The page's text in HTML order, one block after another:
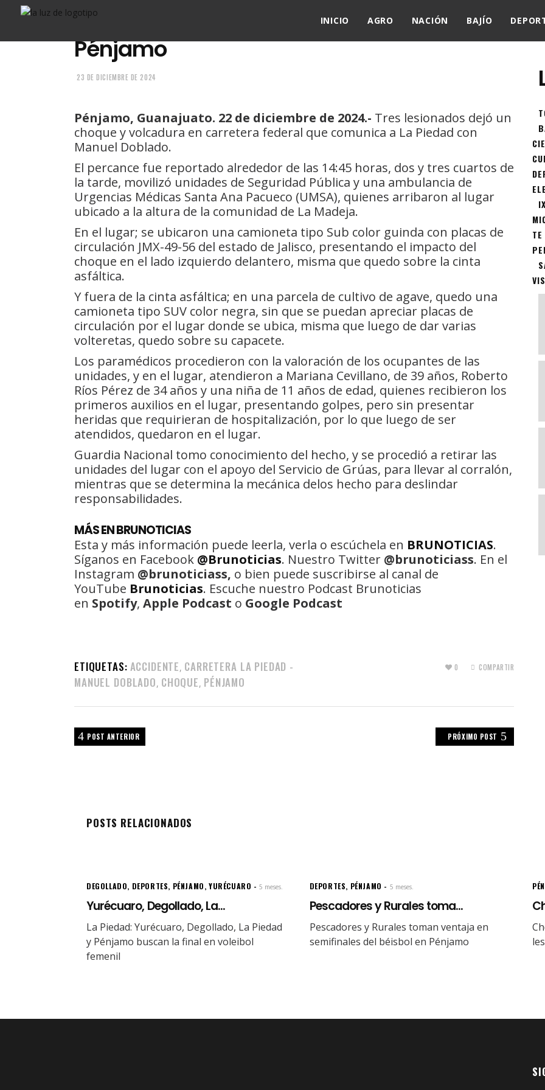
INICIO AGRO NACIÓN BAJÍO
cerca de La Madeja,
Pénjamo
23 DE DICIEMBRE DE 2024
Pénjamo, Guanajuato. 22 de diciembre de 2024.- Tres lesionados dejó un
choque y volcadura en carretera federal que comunica a La Piedad con
Manuel Doblado.
El percance fue reportado alrededor de las 14:45 horas, dos y tres cuartos de
la tarde, movilizó unidades de Seguridad Pública y una ambulancia de
Urgencias Médicas Santa Ana Pacueco (UMSA), quienes arribaron al lugar
ubicado a la altura de la comunidad de La Madeja.
En el lugar; se ubicaron una camioneta tipo Sub color guinda con placas de
circulación JMX-49-56 del estado de Jalisco, presentando el impacto del
choque en el lado izquierdo delantero, misma que quedo sobre la cinta
asfáltica.
Y fuera de la cinta asfáltica; en una parcela de cultivo de agave, quedo una
camioneta tipo SUV color negra, sin que se puedan apreciar placas de
circulación por el lugar donde se ubica, misma que luego de dar varias
volteretas, quedo sobre su capacete.
Los paramédicos procedieron con la valoración de los ocupantes de las
unidades, y en el lugar, atendieron a Mariana Cevillano, de 39 años, Roberto
Ríos Pérez de 34 años y una niña de 11 años de edad, quienes recibieron los
primeros auxilios en el lugar, presentando golpes, pero sin presentar
heridas que requirieran de hospitalización, por lo que luego de ser
atendidos, quedaron en el lugar.
Guardia Nacional tomo conocimiento del hecho, y se procedió a retirar las
unidades del lugar con el apoyo del Servicio de Grúas, para llevar al corralón,
mientras que se determina la mecánica delos hecho para deslindar
responsabilidades.
MÁS EN BRUNOTICIAS
Esta y más información puede leerla, verla o escúchela en BRUNOTICIAS.
Síganos en Facebook @Brunoticias. Nuestro Twitter @brunoticiass. En el
Instagram @brunoticiass, o bien puede suscribirse al canal de
YouTube Brunoticias. Escuche nuestro Podcast Brunoticias
en Spotify, Apple Podcast o Google Podcast
ETIQUETAS: ACCIDENTE, CARRETERA LA PIEDAD -
MANUEL DOBLADO, CHOQUE, PÉNJAMO
0 COMPARTIR
POST ANTERIOR PRÓXIMO POST
POSTS RELACIONADOS
DEGOLLADO, DEPORTES, PÉNJAMO,YURÉCUARO 5 meses.
Yurécuaro, Degollado, La...
La Piedad: Yurécuaro, Degollado, La Piedad
y Pénjamo buscan la final en voleibol
femenil
DEPORTES, PÉNJAMO 5 meses.
Pescadores y Rurales toma...
Pescadores y Rurales toman ventaja en
semifinales del béisbol en Pénjamo